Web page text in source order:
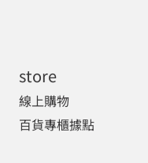
store
線上購物
百貨專櫃據點